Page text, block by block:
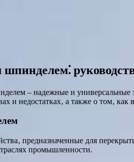
– надежные и универсальные
недостатках‚ а также о том‚
предназначенные для
промышленности.